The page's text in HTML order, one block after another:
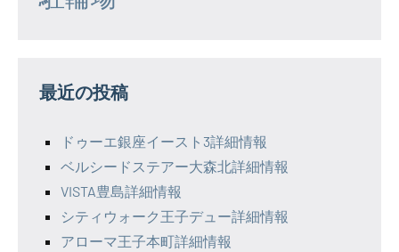
最近の投稿
ドゥーエ銀座イースト3詳細情報
ベルシードステアー大森北詳細情報
VISTA豊島詳細情報
シティウォーク王子デュー詳細情報
アローマ王子本町詳細情報